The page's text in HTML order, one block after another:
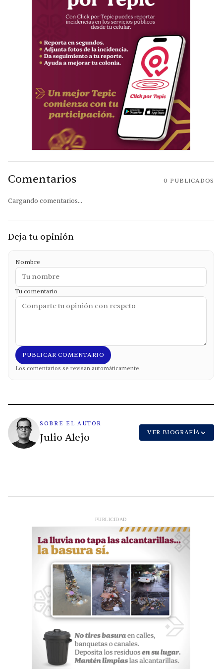
Comentarios 0 PUBLICADOS
Cargando comentarios...
Deja tu opinión
Nombre
Tu comentario
PUBLICAR COMENTARIO
Los comentarios se revisan automáticamente.
SOBRE EL AUTOR
Julio Alejo VER BIOGRAFÍA
PUBLICIDAD